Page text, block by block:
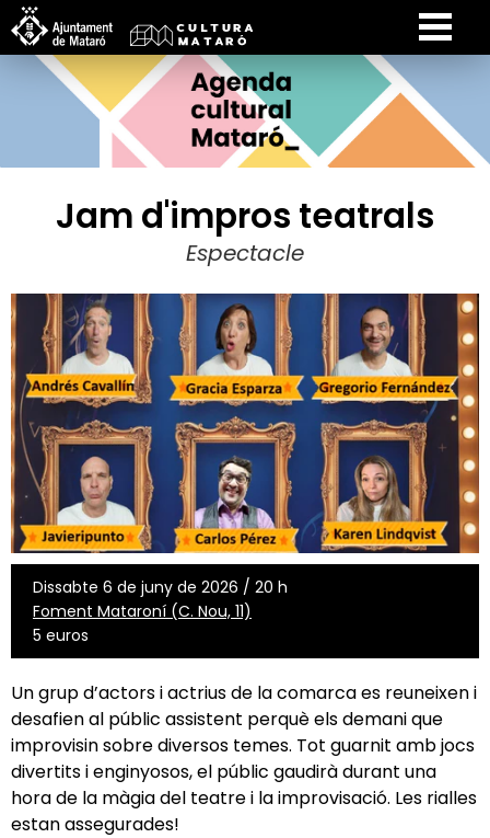
Jam d'impros teatrals
Espectacle
Dissabte 6 de juny de 2026 / 20 h
Foment Mataroní (C. Nou, 11)
5 euros
Un grup d’actors i actrius de la comarca es reuneixen i
desafien al públic assistent perquè els demani que
improvisin sobre diversos temes. Tot guarnit amb jocs
divertits i enginyosos, el públic gaudirà durant una
hora de la màgia del teatre i la improvisació. Les rialles
estan assegurades!